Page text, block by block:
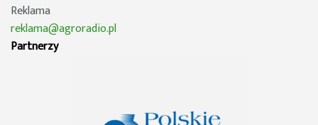
Reklama
reklama@agroradio.pl
Partnerzy